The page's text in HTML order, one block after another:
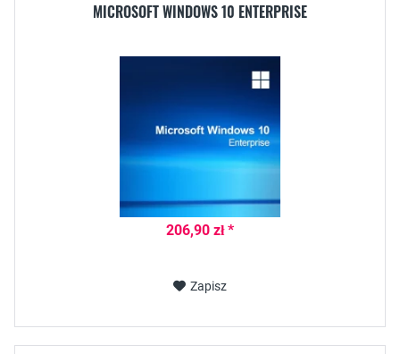
MICROSOFT WINDOWS 10 ENTERPRISE
206,90 zł *
Zapisz